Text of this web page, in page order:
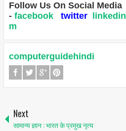
Follow Us On Social Media
- facebook twitter linkedin
m
computerguidehindi
Next
सामान्य ज्ञान : भारत के प्रमुख नृत्य